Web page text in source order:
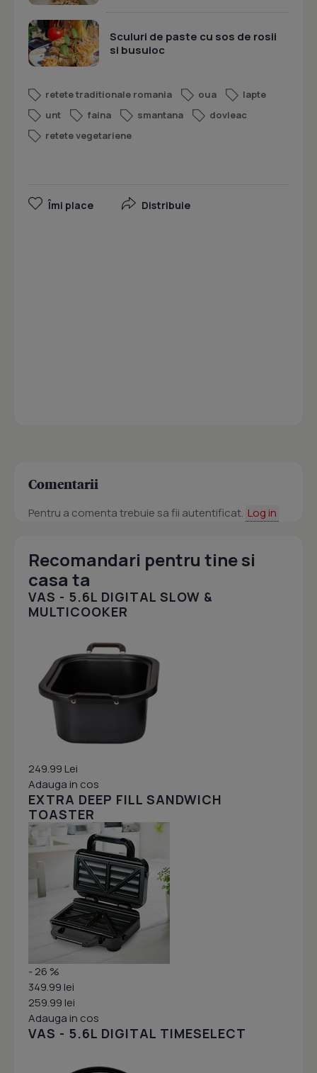
Sculuri de paste cu sos de rosii
si busuioc
retete traditionale romania oua
lapte
unt
faina smantana
dovleac
retete vegetariene
Îmi place Distribuie
Comentarii
Pentru a comenta trebuie sa fii autentificat. Log in
Recomandari pentru tine si
casa ta
VAS - 5.6L DIGITAL SLOW &
MULTICOOKER
249.99 Lei
Adauga in cos
EXTRA DEEP FILL SANDWICH
TOASTER
- 26 %
349.99 lei
259.99 lei
Adauga in cos
VAS - 5.6L DIGITAL TIMESELECT